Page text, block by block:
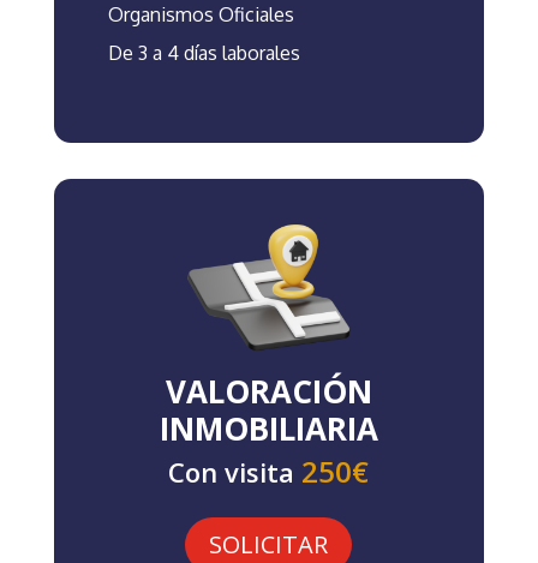
Organismos Oficiales
De 3 a 4 días laborales
VALORACIÓN
INMOBILIARIA
Con visita 250€
SOLICITAR